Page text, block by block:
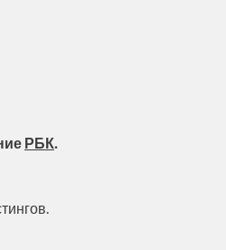
РБК.